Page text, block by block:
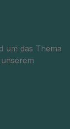
um das Thema